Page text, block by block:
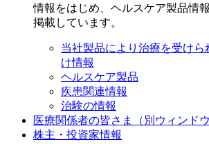
情報をはじめ、ヘルスケア製品情
掲載しています。
当社製品により治療を受けら
け情報
ヘルスケア製品
疾患関連情報
治験の情報
医療関係者の皆さま
（別ウィンド
株主・投資家情報